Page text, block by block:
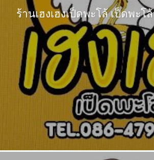
ร้านเฮงเฮงเป็ดพะโล้ เป็ดพะ